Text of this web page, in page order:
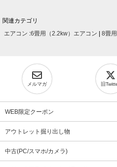
関連カテゴリ
エアコン :6畳用（2.2kw）エアコン 8畳
メルマガ 旧
WEB限定クーポン
アウトレット掘り出し物
中古(PC/スマホ/カメラ)